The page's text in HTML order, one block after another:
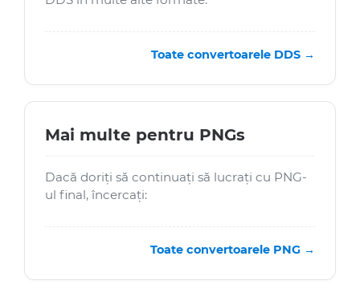
Toate convertoarele DDS →
Mai multe pentru PNGs
Dacă doriți să continuați să lucrați cu PNG-
ul final, încercați:
Toate convertoarele PNG →